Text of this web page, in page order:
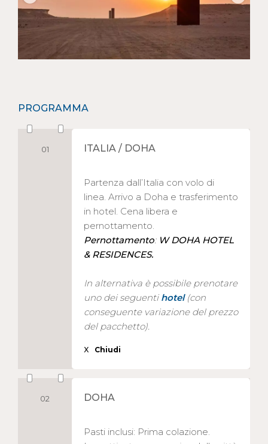
PROGRAMMA
01 ITALIA / DOHA
Partenza dall’Italia con volo di
linea. Arrivo a Doha e trasferimento
in hotel. Cena libera e
pernottamento.
Pernottamento: W DOHA HOTEL
& RESIDENCES.
In alternativa è possibile prenotare
uno dei seguenti hotel(con
conseguente variazione del prezzo
del pacchetto).
X Chiudi
02 DOHA
Pasti inclusi: Prima colazione.